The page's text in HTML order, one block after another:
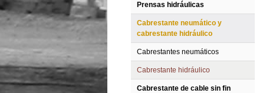
Prensas hidráulicas
Cabrestante neumático y
cabrestante hidráulico
Cabrestantes neumáticos
Cabrestante hidráulico
Cabrestante de cable sin fin